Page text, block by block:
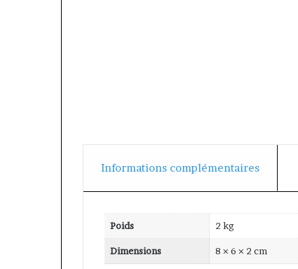
Informations complémentaires
Poids 2 kg
Dimensions 8 × 6 × 2 cm